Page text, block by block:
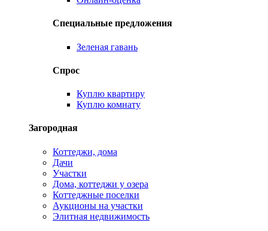
Специальные предложения
Зеленая гавань
Спрос
Куплю квартиру
Куплю комнату
Загородная
Коттеджи, дома
Дачи
Участки
Дома, коттеджи у озера
Коттеджные поселки
Аукционы на участки
Элитная недвижимость